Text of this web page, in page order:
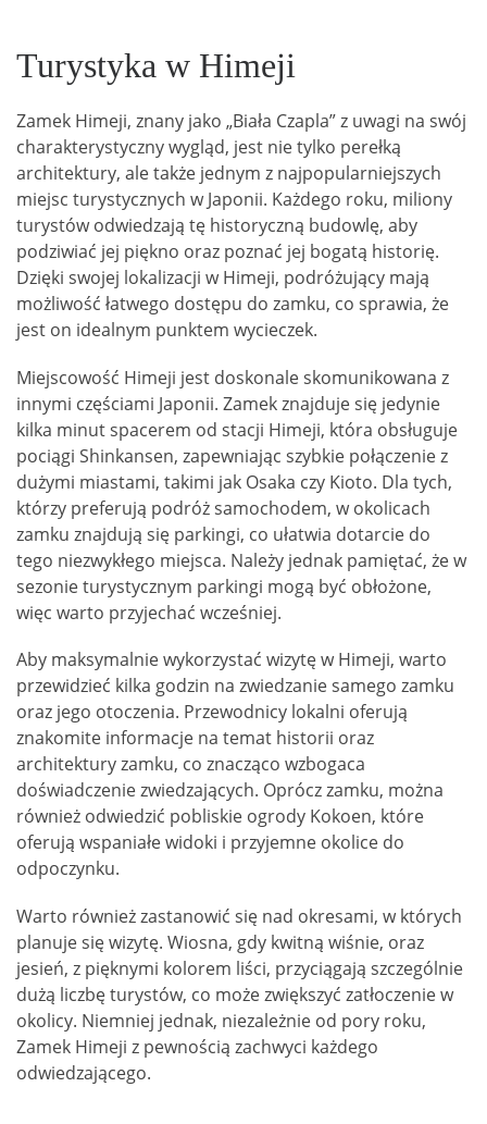
Turystyka w Himeji
Zamek Himeji, znany jako „Biała Czapla” z uwagi na swój
charakterystyczny wygląd, jest nie tylko perełką
architektury, ale także jednym z najpopularniejszych
miejsc turystycznych w Japonii. Każdego roku, miliony
turystów odwiedzają tę historyczną budowlę, aby
podziwiać jej piękno oraz poznać jej bogatą historię.
Dzięki swojej lokalizacji w Himeji, podróżujący mają
możliwość łatwego dostępu do zamku, co sprawia, że
jest on idealnym punktem wycieczek.
Miejscowość Himeji jest doskonale skomunikowana z
innymi częściami Japonii. Zamek znajduje się jedynie
kilka minut spacerem od stacji Himeji, która obsługuje
pociągi Shinkansen, zapewniając szybkie połączenie z
dużymi miastami, takimi jak Osaka czy Kioto. Dla tych,
którzy preferują podróż samochodem, w okolicach
zamku znajdują się parkingi, co ułatwia dotarcie do
tego niezwykłego miejsca. Należy jednak pamiętać, że w
sezonie turystycznym parkingi mogą być obłożone,
więc warto przyjechać wcześniej.
Aby maksymalnie wykorzystać wizytę w Himeji, warto
przewidzieć kilka godzin na zwiedzanie samego zamku
oraz jego otoczenia. Przewodnicy lokalni oferują
znakomite informacje na temat historii oraz
architektury zamku, co znacząco wzbogaca
doświadczenie zwiedzających. Oprócz zamku, można
również odwiedzić pobliskie ogrody Kokoen, które
oferują wspaniałe widoki i przyjemne okolice do
odpoczynku.
Warto również zastanowić się nad okresami, w których
planuje się wizytę. Wiosna, gdy kwitną wiśnie, oraz
jesień, z pięknymi kolorem liści, przyciągają szczególnie
dużą liczbę turystów, co może zwiększyć zatłoczenie w
okolicy. Niemniej jednak, niezależnie od pory roku,
Zamek Himeji z pewnością zachwyci każdego
odwiedzającego.